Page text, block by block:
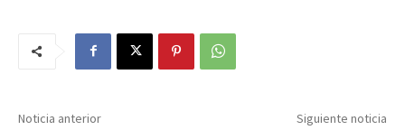
Noticia anterior Siguiente noticia